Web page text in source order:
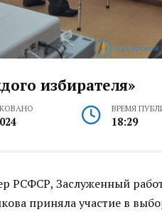
избирателя»
ВРЕМЯ
18:29
РСФСР, Заслуженный
приняла участие в